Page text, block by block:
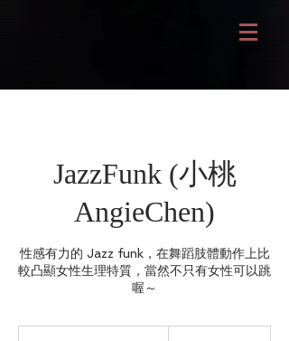
JazzFunk (小桃
AngieChen)
性感有力的 Jazz funk，在舞蹈肢體動作上比
較凸顯女性生理特質，當然不只有女性可以跳
喔～